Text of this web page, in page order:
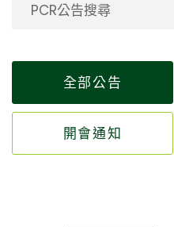
全部公告
開會通知